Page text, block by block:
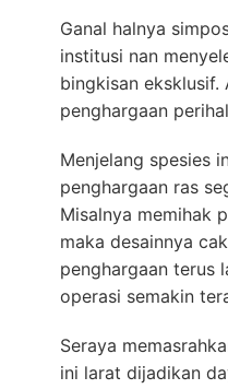
Ganal halnya
institusi nan
bingkisan eksklusif.
penghargaan
Menjelang spesies
penghargaan ras
Misalnya memihak
maka desainnya
penghargaan terus
operasi semakin
Seraya
ini larat dijadikan